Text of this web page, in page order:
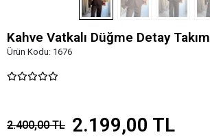
Kahve Vatkalı Düğme Detay Takım
Ürün Kodu: 1676
2.400,00 TL 2.199,00 TL